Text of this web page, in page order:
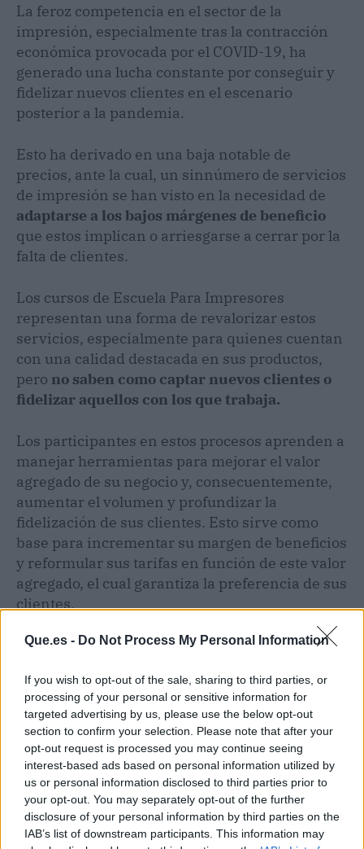
Que.es - Do Not Process My Personal Information
If you wish to opt-out of the sale, sharing to third parties, or
processing of your personal or sensitive information for
targeted advertising by us, please use the below opt-out
section to confirm your selection. Please note that after your
opt-out request is processed you may continue seeing
interest-based ads based on personal information utilized by
us or personal information disclosed to third parties prior to
your opt-out. You may separately opt-out of the further
disclosure of your personal information by third parties on the
IAB’s list of downstream participants. This information may
La feroz competencia en el sector de la
impresión, especialmente tras la contracción
económica provocada por el COVID-19, ha
generado una lucha constante por conseguir y
fidelizar nuevos clientes en el escenario
posterior a la pandemia.
Esto ha derivado en una baja notable de
precios, ante la cual, un sinnúmero de servicios
de impresión se han visto en la necesidad de
adaptarse a los bajos márgenes de beneficio
que estos implican o arriesgarse a cerrar por la
falta de clientes.
Los cursos de Escuela Para Impresores
representan una forma de revalorizar estos
servicios, especialmente para quienes cuentan
con una calidad destacada en sus productos,
pero no saben como captar nuevos clientes o
fidelizar aquellos con los que trabaja.
Los participantes en estos procesos aprenden a
manejar herramientas para mejorar el valor
agregado de su negocio y, consecuentemente,
aumentar el volumen y profundizar la
fidelización de sus clientes. Esto sirve como
base para incrementar su margen de beneficios
y reformular sus tarifas en función de este valor
agregado, el cual garantiza la preferencia de sus
clientes.